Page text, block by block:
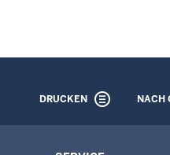
DRUCKEN NACH